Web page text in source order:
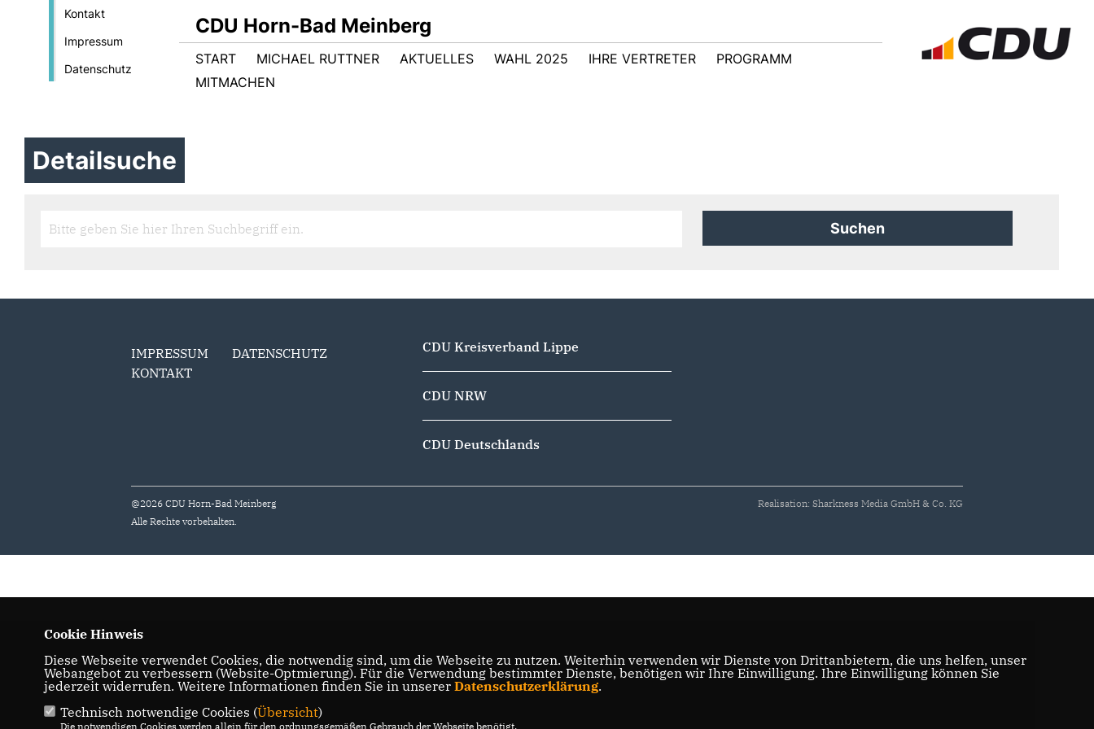
Kontakt
Impressum
Datenschutz
CDU Horn-Bad Meinberg
START MICHAEL RUTTNER AKTUELLES WAHL 2025 IHRE VERTRETER
PROGRAMM
MITMACHEN
Detailsuche
IMPRESSUM
DATENSCHUTZ
KONTAKT
CDU Kreisverband Lippe
CDU NRW
CDU Deutschlands
@2026 CDU Horn-Bad Meinberg
Alle Rechte vorbehalten.
Realisation: Sharkness Media GmbH & Co. KG
Cookie Hinweis
Diese Webseite verwendet Cookies, die notwendig sind, um die Webseite zu nutzen. Weiterhin verwenden wir Dienste von Drittanbietern, die uns helfen, unser
Webangebot zu verbessern (Website-Optmierung). Für die Verwendung bestimmter Dienste, benötigen wir Ihre Einwilligung. Ihre Einwilligung können Sie
jederzeit widerrufen. Weitere Informationen finden Sie in unserer Datenschutzerklärung.
Technisch notwendige Cookies (Übersicht)
Die notwendigen Cookies werden allein für den ordnungsgemäßen Gebrauch der Webseite benötigt.